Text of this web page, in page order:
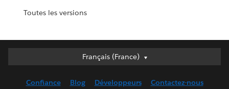
Toutes les versions
Français (France)
Français (France)
English (UK)
Confiance Blog Développeurs Contactez-nous